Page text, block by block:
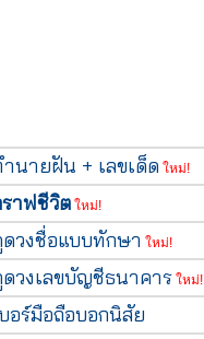
นายฝัน + เลขเด็ด ใหม่!
าฟชีวิต ใหม่!
วงชื่อแบบทักษา ใหม่!
วงเลขบัญชีธนาคาร ใหม่!
อร์มือถือบอกนิสัย